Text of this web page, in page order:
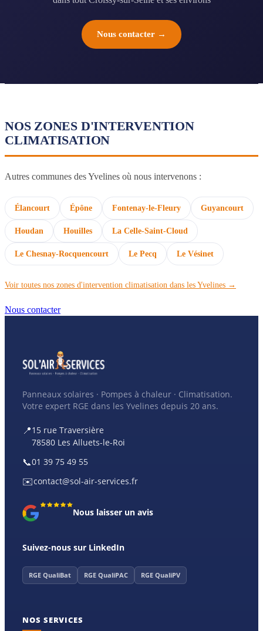
Nous contacter →
NOS ZONES D'INTERVENTION
CLIMATISATION
Autres communes des Yvelines où nous intervenons :
Élancourt Épône Fontenay-le-Fleury Guyancourt
Houdan Houilles La Celle-Saint-Cloud
Le Chesnay-Rocquencourt Le Pecq Le Vésinet
Voir toutes nos zones d'intervention climatisation dans les Yvelines →
Nous contacter
Panneaux solaires · Pompes à chaleur · Climatisation.
Votre expert RGE dans les Yvelines depuis 20 ans.
📍15 rue Traversière
78580 Les Alluets-le-Roi
📞01 39 75 49 55
✉️contact@sol-air-services.fr
Nous laisser un avis
Suivez-nous sur LinkedIn
RGE QualiBat RGE QualiPAC RGE QualiPV
NOS SERVICES